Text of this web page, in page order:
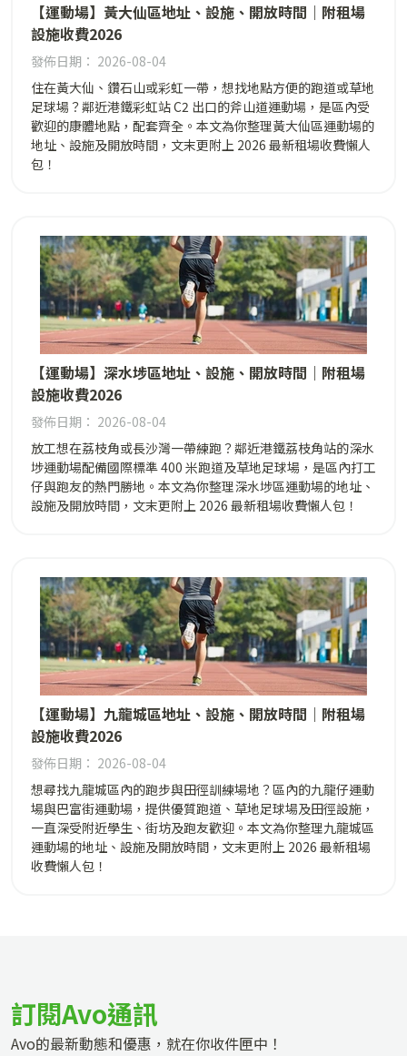
【運動場】黃大仙區地址、設施、開放時間｜附租場
設施收費2026
發佈日期： 2026-08-04
住在黃大仙、鑽石山或彩虹一帶，想找地點方便的跑道或草地
足球場？鄰近港鐵彩虹站 C2 出口的斧山道運動場，是區內受
歡迎的康體地點，配套齊全。本文為你整理黃大仙區運動場的
地址、設施及開放時間，文末更附上 2026 最新租場收費懶人
包！
【運動場】深水埗區地址、設施、開放時間｜附租場
設施收費2026
發佈日期： 2026-08-04
放工想在荔枝角或長沙灣一帶練跑？鄰近港鐵荔枝角站的深水
埗運動場配備國際標準 400 米跑道及草地足球場，是區內打工
仔與跑友的熱門勝地。本文為你整理深水埗區運動場的地址、
設施及開放時間，文末更附上 2026 最新租場收費懶人包！
【運動場】九龍城區地址、設施、開放時間｜附租場
設施收費2026
發佈日期： 2026-08-04
想尋找九龍城區內的跑步與田徑訓練場地？區內的九龍仔運動
場與巴富街運動場，提供優質跑道、草地足球場及田徑設施，
一直深受附近學生、街坊及跑友歡迎。本文為你整理九龍城區
運動場的地址、設施及開放時間，文末更附上 2026 最新租場
收費懶人包！
訂閱Avo通訊
Avo的最新動態和優惠，就在你收件匣中！